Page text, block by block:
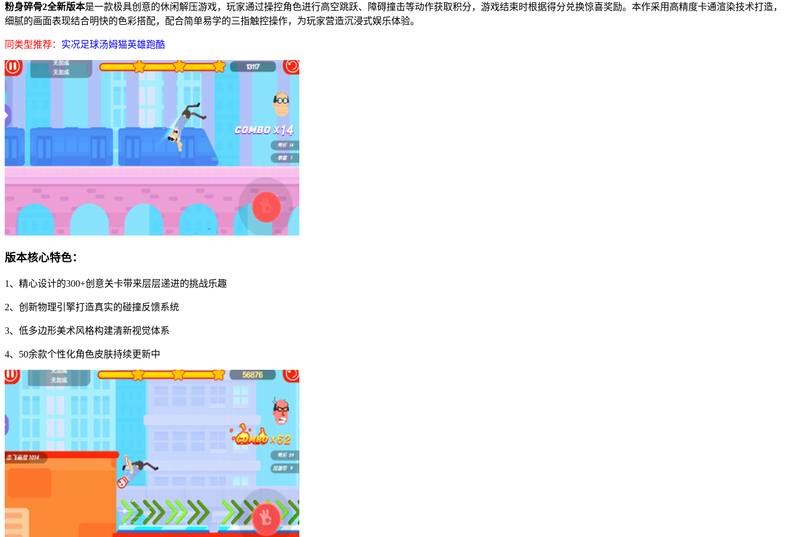
粉身碎骨2全新版本是一款极具创意的休闲解压游戏，玩家通过操控角色进行高空跳跃、障碍撞击等动作获取积分，游戏结束时根据得分兑换惊喜奖励。本作采用高精度卡通渲染技术打造，
细腻的画面表现结合明快的色彩搭配，配合简单易学的三指触控操作，为玩家营造沉浸式娱乐体验。
同类型推荐： 实况足球汤姆猫英雄跑酷
版本核心特色：
1、精心设计的300+创意关卡带来层层递进的挑战乐趣
2、创新物理引擎打造真实的碰撞反馈系统
3、低多边形美术风格构建清新视觉体系
4、50余款个性化角色皮肤持续更新中